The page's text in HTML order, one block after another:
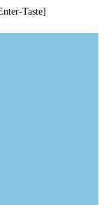
Taste]
to